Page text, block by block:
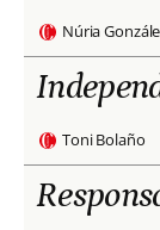
Núria
Toni Bolaño